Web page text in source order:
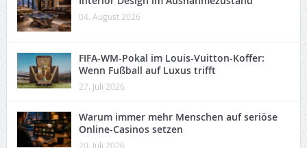
04. August 2026
FIFA-WM-Pokal im Louis-Vuitton-Koffer:
Wenn Fußball auf Luxus trifft
27. Juli 2026
Warum immer mehr Menschen auf seriöse
Online-Casinos setzen
20. Juli 2026